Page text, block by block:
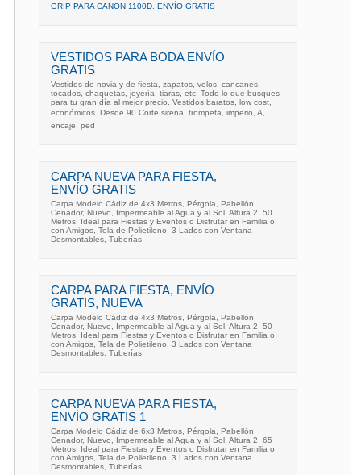
GRIP PARA CANON 1100D. ENVÍO GRATIS
VESTIDOS PARA BODA ENVÍO
GRATIS
Vestidos de novia y de fiesta, zapatos, velos, cancanes,
tocados, chaquetas, joyería, tiaras, etc. Todo lo que busques
para tu gran día al mejor precio. Vestidos baratos, low cost,
económicos. Desde 90 Corte sirena, trompeta, imperio, A,
encaje, ped
CARPA NUEVA PARA FIESTA,
ENVÍO GRATIS
Carpa Modelo Cádiz de 4x3 Metros, Pérgola, Pabellón,
Cenador, Nuevo, Impermeable al Agua y al Sol, Altura 2, 50
Metros, Ideal para Fiestas y Eventos o Disfrutar en Familia o
con Amigos, Tela de Polietileno, 3 Lados con Ventana
Desmontables, Tuberías
CARPA PARA FIESTA, ENVÍO
GRATIS, NUEVA
Carpa Modelo Cádiz de 4x3 Metros, Pérgola, Pabellón,
Cenador, Nuevo, Impermeable al Agua y al Sol, Altura 2, 50
Metros, Ideal para Fiestas y Eventos o Disfrutar en Familia o
con Amigos, Tela de Polietileno, 3 Lados con Ventana
Desmontables, Tuberías
CARPA NUEVA PARA FIESTA,
ENVÍO GRATIS 1
Carpa Modelo Cádiz de 6x3 Metros, Pérgola, Pabellón,
Cenador, Nuevo, Impermeable al Agua y al Sol, Altura 2, 65
Metros, Ideal para Fiestas y Eventos o Disfrutar en Familia o
con Amigos, Tela de Polietileno, 3 Lados con Ventana
Desmontables, Tuberías